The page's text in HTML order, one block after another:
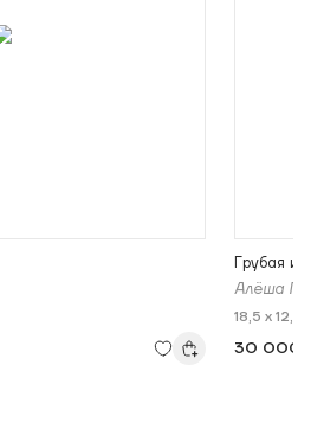
Грубая
Алёша
18,5 x 12,5
30 000